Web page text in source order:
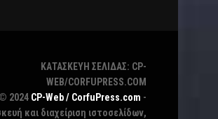
ΚΑΤΑΣΚΕΥΗ ΣΕΛΙΔΑΣ: CP-
WEB/CORFUPRESS.COM
© 2024 CP-Web / CorfuPress.com -
και διαχείριση ιστοσελίδων,